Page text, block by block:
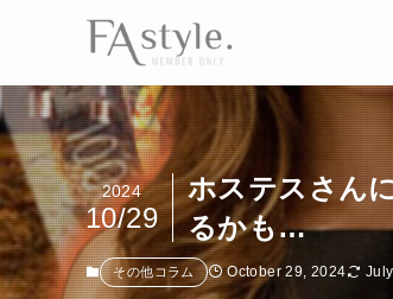
ホステスさん
るかも…
2024
10/29
その他コラム October 29, 2024